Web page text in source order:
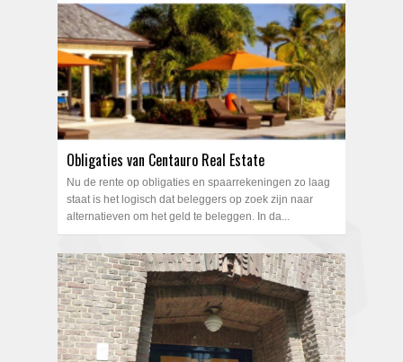
Obligaties van Centauro Real Estate
Nu de rente op obligaties en spaarrekeningen zo laag
staat is het logisch dat beleggers op zoek zijn naar
alternatieven om het geld te beleggen. In da...